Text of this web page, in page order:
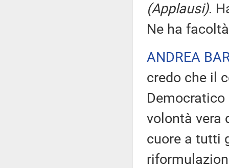
(Applausi).
Ne ha
ANDREA
credo che il
volontà vera
cuore a tutti